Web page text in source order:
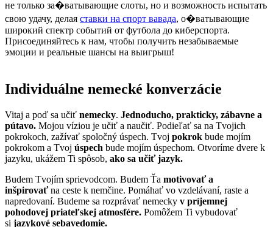
не только за�ватывающие слоты, но и возможность испытать
свою удачу, делая ставки на спорт вавада, о�ватывающие
широкий спектр событий от футбола до киберспорта.
Присоединяйтесь к нам, чтобы получить незабываемые
эмоции и реальные шансы на выигрыш!
Individuálne nemecké konverzácie
Vitaj a poď sa učiť nemecky. Jednoducho, prakticky, zábavne a
pútavo. Mojou víziou je učiť a naučiť. Podieľať sa na Tvojich
pokrokoch, zažívať spoločný úspech. Tvoj pokrok bude mojím
pokrokom a Tvoj úspech bude mojím úspechom. Otvoríme dvere k
jazyku, ukážem Ti spôsob, ako sa učiť jazyk.
Budem Tvojím sprievodcom. Budem Ťa motivovať a
inšpirovaťna ceste k nemčine. Pomáhať vo vzdelávaní, raste a
napredovaní. Budeme sa rozprávať nemecky v príjemnej
pohodovej priateľskej atmosfére. Pomôžem Ti vybudovať
si jazykové sebavedomie.